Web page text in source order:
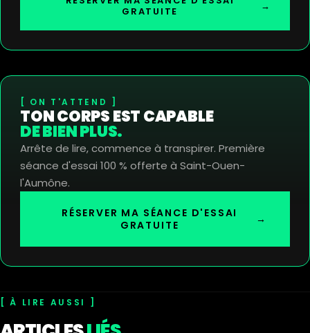
GRATUITE
→
ON T'ATTEND
TON CORPS EST CAPABLE
DE BIEN PLUS.
Arrête de lire, commence à transpirer. Première
séance d'essai 100 % offerte à Saint-Ouen-
l'Aumône.
RÉSERVER MA SÉANCE D'ESSAI
GRATUITE
→
À LIRE AUSSI